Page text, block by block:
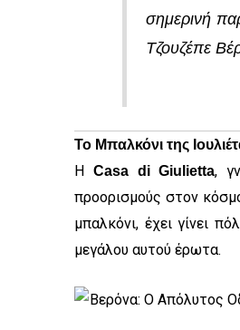
σημερινή
Τζουζέπε
Το Μπαλκόνι της
Η Casa di Giulietta,
προορισμούς στον
μπαλκόνι, έχει γίνει
μεγάλου αυτού έρωτα.